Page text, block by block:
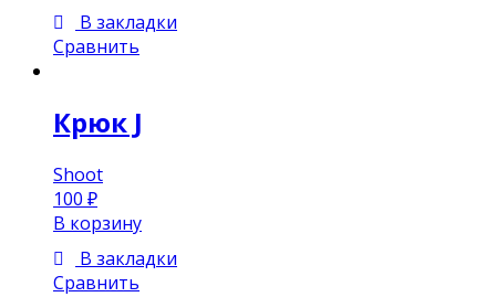
В закладки
Сравнить
Крюк J
Shoot
100 ₽
В корзину
В закладки
Сравнить